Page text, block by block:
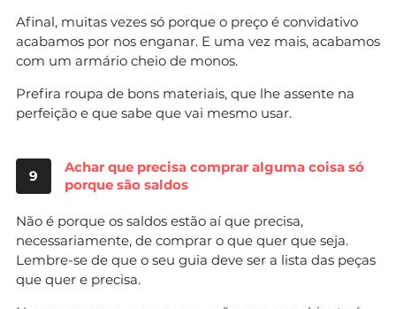
Afinal, muitas vezes só porque o preço é convidativo
acabamos por nos enganar. E uma vez mais, acabamos
com um armário cheio de monos.
Prefira roupa de bons materiais, que lhe assente na
perfeição e que sabe que vai mesmo usar.
9
Achar que precisa comprar alguma coisa só
porque são saldos
Não é porque os saldos estão aí que precisa,
necessariamente, de comprar o que quer que seja.
Lembre-se de que o seu guia deve ser a lista das peças
que quer e precisa.